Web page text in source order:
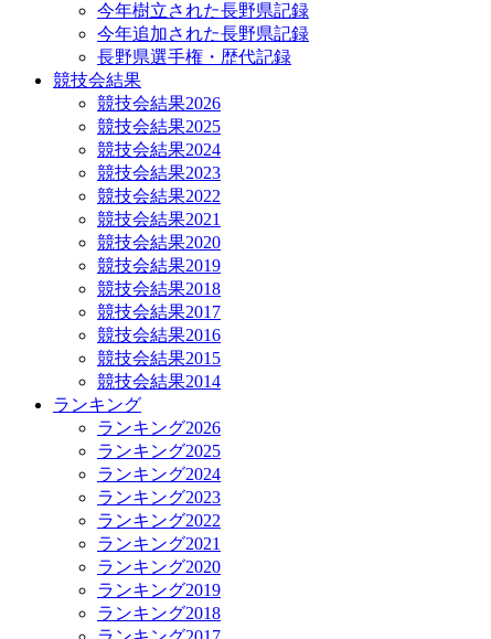
今年樹立された長野県記録
今年追加された長野県記録
長野県選手権・歴代記録
競技会結果
競技会結果2026
競技会結果2025
競技会結果2024
競技会結果2023
競技会結果2022
競技会結果2021
競技会結果2020
競技会結果2019
競技会結果2018
競技会結果2017
競技会結果2016
競技会結果2015
競技会結果2014
ランキング
ランキング2026
ランキング2025
ランキング2024
ランキング2023
ランキング2022
ランキング2021
ランキング2020
ランキング2019
ランキング2018